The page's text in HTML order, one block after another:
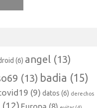
(6) angel (13)
(13) badia (15)
(9) datos (6) derechos